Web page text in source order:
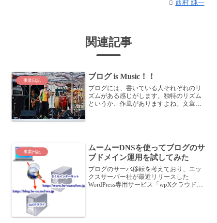
西村 純一
関連記事
事業日記 ブログ is Music！！
ブログには、書いている人それぞれのリ
ズムがある感じがします。独特のリズム
というか、作風がありますよね。文章を
事業日記
ムームーDNSを使ってブログのサ
ブドメイン運用を試してみた
ブログのサーバ移転を考えており、エッ
クスサーバー社が最近リリースした
WordPress専用サービス「wpXクラウド」